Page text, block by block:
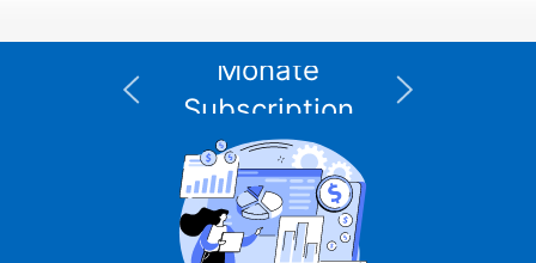
Monate
Subscription
einschließlich
integriertem DBMS